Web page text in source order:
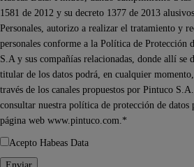
1581 de 2012 y su decreto 1377 de 2013
Personales, autorizo a realizar el tratamiento y
personales conforme a la Política de Protección
S.A y sus compañías relacionadas, donde allí se
titular de los datos podrá, en cualquier momento,
través de los canales propuestos por Pintuco
consultar nuestra política de protección de datos
página web www.pintuco.com.*
Acepto Habeas Data